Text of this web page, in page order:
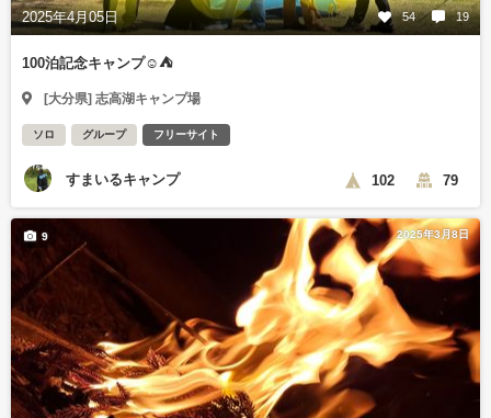
2025年4月05日 54 19
100泊記念キャンプ☺️⛺
[大分県] 志高湖キャンプ場
ソロ グループ フリーサイト
すまいるキャンプ 102 79
2025年3月8日
9